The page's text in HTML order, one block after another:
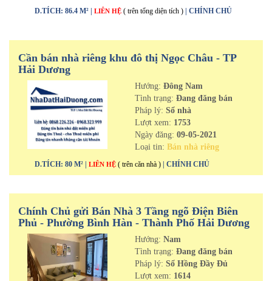
D.TÍCH: 86.4 M² | LIÊN HỆ ( trên tổng diện tích ) | CHÍNH CHỦ
Cần bán nhà riêng khu đô thị Ngọc Châu - TP
Hải Dương
Hướng: Đông Nam
Tình trạng: Đang đăng bán
Pháp lý: Sổ nhà
Lượt xem: 1753
Ngày đăng: 09-05-2021
Loại tin: Bán nhà riêng
D.TÍCH: 80 M² | LIÊN HỆ ( trên căn nhà ) | CHÍNH CHỦ
Chính Chủ gửi Bán Nhà 3 Tầng ngõ Điện Biên
Phủ - Phường Bình Hàn - Thành Phố Hải Dương
Hướng: Nam
Tình trạng: Đang đăng bán
Pháp lý: Sổ Hồng Đầy Đủ
Lượt xem: 1614